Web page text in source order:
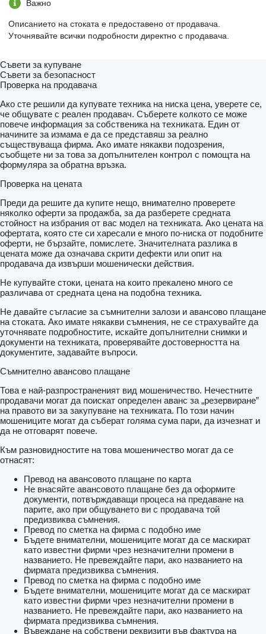
Важно
Описанието на стоката е предоставено от продавача.
Уточнявайте всички подробности директно с продавача.
Съвети за купуване
Съвети за безопасност
Проверка на продавача
Ако сте решили да купувате техника на ниска цена, уверете се,
че общувате с реален продавач. Съберете колкото се може
повече информация за собственика на техниката. Един от
начините за измама е да се представяш за реално
съществуваща фирма. Ако имате някакви подозрения,
съобщете ни за това за допълнителен контрол с помощта на
формуляра за обратна връзка.
Проверка на цената
Преди да решите да купите нещо, внимателно проверете
няколко оферти за продажба, за да разберете средната
стойност на избрания от вас модел на техниката. Ако цената на
офертата, която сте си харесали е много по-ниска от подобните
оферти, не бързайте, помислете. Значителната разлика в
цената може да означава скрити дефекти или опит на
продавача да извърши мошенически действия.
Не купувайте стоки, цената на които прекалено много се
различава от средната цена на подобна техника.
Не давайте съгласие за съмнителни залози и авансово плащане
на стоката. Ако имате някакви съмнения, не се страхувайте да
уточнявате подробностите, искайте допълнителни снимки и
документи на техниката, проверявайте достоверността на
документите, задавайте въпроси.
Съмнително авансово плащане
Това е най-разпространеният вид мошеничество. Нечестните
продавачи могат да поискат определен аванс за „резервиране”
на правото ви за закупуване на техниката. По този начин
мошениците могат да съберат голяма сума пари, да изчезнат и
да не отговарят повече.
Към разновидностите на това мошеничество могат да се
отнасят:
Превод на авансовото плащане по карта
Не внасяйте авансовото плащане без да оформите
документи, потвърждаващи процеса на предаване на
парите, ако при общуването ви с продавача той
предизвиква съмнения.
Превод по сметка на фирма с подобно име
Бъдете внимателни, мошениците могат да се маскират
като известни фирми чрез незначителни промени в
названието. Не превеждайте пари, ако названието на
фирмата предизвиква съмнения.
Превод по сметка на фирма с подобно име
Бъдете внимателни, мошениците могат да се маскират
като известни фирми чрез незначителни промени в
названието. Не превеждайте пари, ако названието на
фирмата предизвиква съмнения.
Въвеждане на собствени реквизити във фактура на